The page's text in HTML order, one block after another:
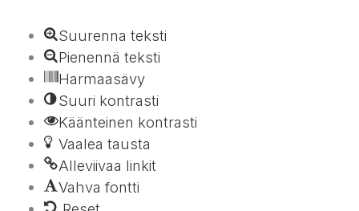
Suurenna teksti
Pienennä teksti
Harmaasävy
Suuri kontrasti
Käänteinen kontrasti
Vaalea tausta
Alleviivaa linkit
Vahva fontti